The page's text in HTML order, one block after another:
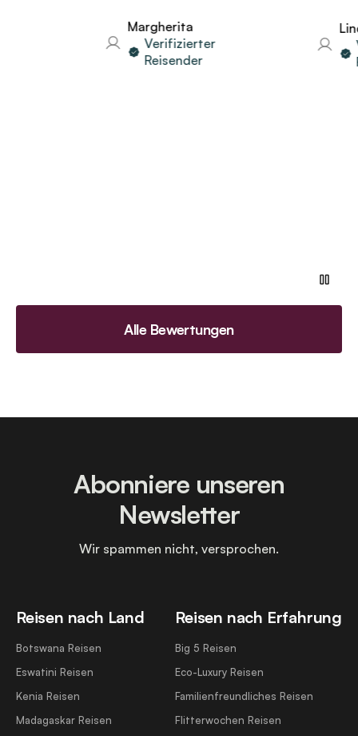
Margherita
Verifizierter
Reisender
Linda
Alle Bewertungen
Reisen nach Land
Botswana Reisen
Eswatini Reisen
Kenia Reisen
Madagaskar Reisen
Reisen nach Erfahrung
Big 5 Reisen
Eco-Luxury Reisen
Familienfreundliches Reisen
Flitterwochen Reisen
Abonniere unseren
Newsletter
Wir spammen nicht, versprochen.